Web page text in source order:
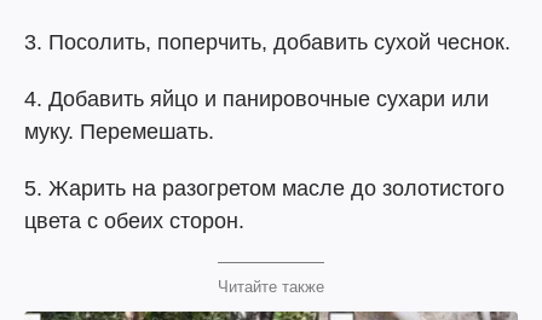
3. Посолить, поперчить, добавить сухой чеснок.
4. Добавить яйцо и панировочные сухари или
муку. Перемешать.
5. Жарить на разогретом масле до золотистого
цвета с обеих сторон.
Читайте также